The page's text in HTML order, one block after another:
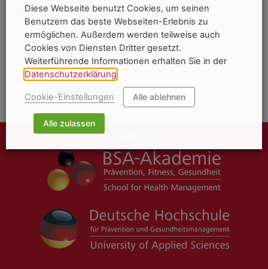
E-Mail:
info@trainingsraum-hamburg.de
Homepage:
www.trainingsraum-hamburg.de
Diese Webseite benutzt Cookies, um seinen
Benutzern das beste Webseiten-Erlebnis zu
ermöglichen. Außerdem werden teilweise auch
Cookies von Diensten Dritter gesetzt.
Weiterführende Informationen erhalten Sie in der
Datenschutzerklärung
Cookie-Einstellungen Alle ablehnen
Alle zulassen